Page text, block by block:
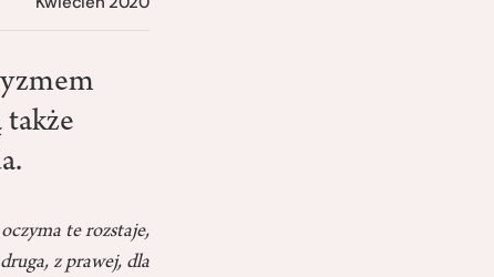
także
te rozstaje,
z prawej, dla